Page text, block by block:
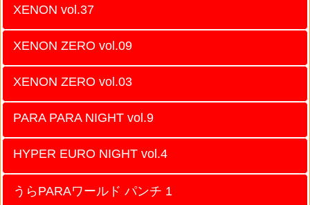
XENON vol.37
XENON ZERO vol.09
XENON ZERO vol.03
PARA PARA NIGHT vol.9
HYPER EURO NIGHT vol.4
うらPARAワールド パンチ 1